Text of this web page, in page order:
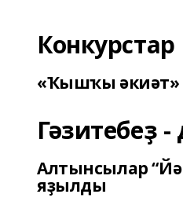
Конкурстар
«Ҡышҡы әкиәт»
Гәзитебеҙ
Алтынсылар
яҙылды